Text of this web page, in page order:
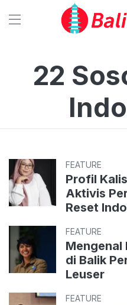
22
FEATURE
Profil
Aktivis
Reset
FEATURE
Mengenal
di Balik
Leuser
FEATURE